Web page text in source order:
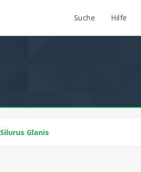
Suche Hilfe
Silurus Glanis